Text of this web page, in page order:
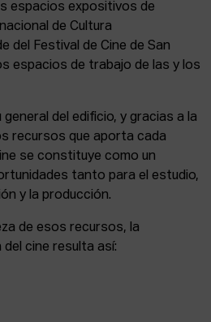
espacios expositivos de
de Cultura
del Festival de Cine de San
espacios de trabajo de las y los
del edificio, y gracias a la
recursos que aporta cada
se constituye como un
tanto para el estudio,
y la producción.
de esos recursos, la
cine resulta así: